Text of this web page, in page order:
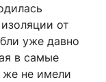
от
уже давно
в самые
же не имели